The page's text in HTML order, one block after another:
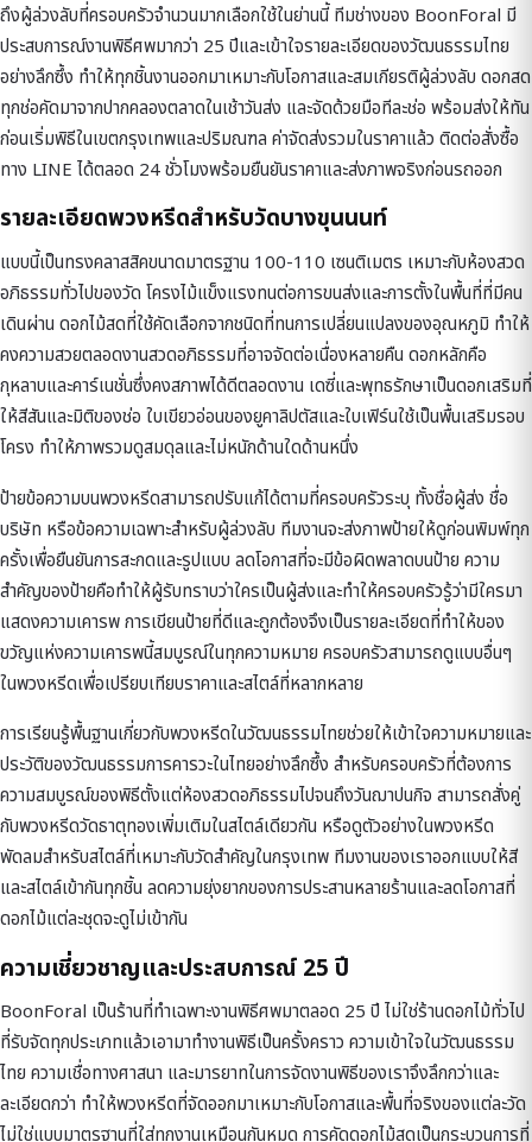
ถึงผู้ล่วงลับที่ครอบครัวจำนวนมากเลือกใช้ในย่านนี้ ทีมช่างของ BoonForal มี
ประสบการณ์งานพิธีศพมากว่า 25 ปีและเข้าใจรายละเอียดของวัฒนธรรมไทย
อย่างลึกซึ้ง ทำให้ทุกชิ้นงานออกมาเหมาะกับโอกาสและสมเกียรติผู้ล่วงลับ ดอกสด
ทุกช่อคัดมาจากปากคลองตลาดในเช้าวันส่ง และจัดด้วยมือทีละช่อ พร้อมส่งให้ทัน
ก่อนเริ่มพิธีในเขตกรุงเทพและปริมณฑล ค่าจัดส่งรวมในราคาแล้ว ติดต่อสั่งซื้อ
ทาง LINE ได้ตลอด 24 ชั่วโมงพร้อมยืนยันราคาและส่งภาพจริงก่อนรถออก
รายละเอียดพวงหรีดสำหรับวัดบางขุนนนท์
แบบนี้เป็นทรงคลาสสิคขนาดมาตรฐาน 100-110 เซนติเมตร เหมาะกับห้องสวด
อภิธรรมทั่วไปของวัด โครงไม้แข็งแรงทนต่อการขนส่งและการตั้งในพื้นที่ที่มีคน
เดินผ่าน ดอกไม้สดที่ใช้คัดเลือกจากชนิดที่ทนการเปลี่ยนแปลงของอุณหภูมิ ทำให้
คงความสวยตลอดงานสวดอภิธรรมที่อาจจัดต่อเนื่องหลายคืน ดอกหลักคือ
กุหลาบและคาร์เนชั่นซึ่งคงสภาพได้ดีตลอดงาน เดซี่และพุทธรักษาเป็นดอกเสริมที่
ให้สีสันและมิติของช่อ ใบเขียวอ่อนของยูคาลิปตัสและใบเฟิร์นใช้เป็นพื้นเสริมรอบ
โครง ทำให้ภาพรวมดูสมดุลและไม่หนักด้านใดด้านหนึ่ง
ป้ายข้อความบนพวงหรีดสามารถปรับแก้ได้ตามที่ครอบครัวระบุ ทั้งชื่อผู้ส่ง ชื่อ
บริษัท หรือข้อความเฉพาะสำหรับผู้ล่วงลับ ทีมงานจะส่งภาพป้ายให้ดูก่อนพิมพ์ทุก
ครั้งเพื่อยืนยันการสะกดและรูปแบบ ลดโอกาสที่จะมีข้อผิดพลาดบนป้าย ความ
สำคัญของป้ายคือทำให้ผู้รับทราบว่าใครเป็นผู้ส่งและทำให้ครอบครัวรู้ว่ามีใครมา
แสดงความเคารพ การเขียนป้ายที่ดีและถูกต้องจึงเป็นรายละเอียดที่ทำให้ของ
ขวัญแห่งความเคารพนี้สมบูรณ์ในทุกความหมาย ครอบครัวสามารถดูแบบอื่นๆ
ในพวงหรีดเพื่อเปรียบเทียบราคาและสไตล์ที่หลากหลาย
การเรียนรู้พื้นฐานเกี่ยวกับพวงหรีดในวัฒนธรรมไทยช่วยให้เข้าใจความหมายและ
ประวัติของวัฒนธรรมการคารวะในไทยอย่างลึกซึ้ง สำหรับครอบครัวที่ต้องการ
ความสมบูรณ์ของพิธีตั้งแต่ห้องสวดอภิธรรมไปจนถึงวันฌาปนกิจ สามารถสั่งคู่
กับพวงหรีดวัดธาตุทองเพิ่มเติมในสไตล์เดียวกัน หรือดูตัวอย่างในพวงหรีด
พัดลมสำหรับสไตล์ที่เหมาะกับวัดสำคัญในกรุงเทพ ทีมงานของเราออกแบบให้สี
และสไตล์เข้ากันทุกชิ้น ลดความยุ่งยากของการประสานหลายร้านและลดโอกาสที่
ดอกไม้แต่ละชุดจะดูไม่เข้ากัน
ความเชี่ยวชาญและประสบการณ์ 25 ปี
BoonForal เป็นร้านที่ทำเฉพาะงานพิธีศพมาตลอด 25 ปี ไม่ใช่ร้านดอกไม้ทั่วไป
ที่รับจัดทุกประเภทแล้วเอามาทำงานพิธีเป็นครั้งคราว ความเข้าใจในวัฒนธรรม
ไทย ความเชื่อทางศาสนา และมารยาทในการจัดงานพิธีของเราจึงลึกกว่าและ
ละเอียดกว่า ทำให้พวงหรีดที่จัดออกมาเหมาะกับโอกาสและพื้นที่จริงของแต่ละวัด
ไม่ใช่แบบมาตรฐานที่ใส่ทุกงานเหมือนกันหมด การคัดดอกไม้สดเป็นกระบวนการที่